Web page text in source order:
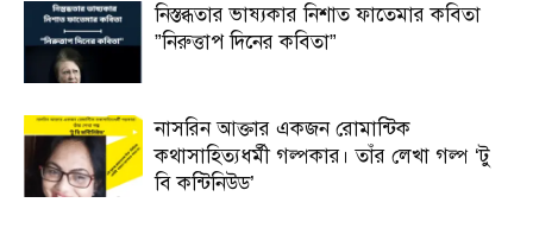
নিস্তব্ধতার ভাষ্যকার নিশাত ফাতেমার কবিতা
”নিরুত্তাপ দিনের কবিতা”
নাসরিন আক্তার একজন রোমান্টিক
কথাসাহিত্যধর্মী গল্পকার। তাঁর লেখা গল্প ‘টু
বি কন্টিনিউড’